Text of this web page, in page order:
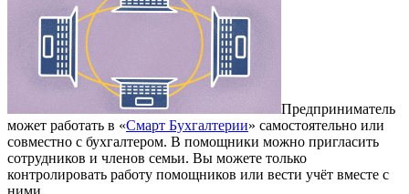
Предприниматель
может работать в «Смарт Бухгалтерии» самостоятельно или
совместно с бухгалтером. В помощники можно пригласить
сотрудников и членов семьи. Вы можете только
контролировать работу помощников или вести учёт вместе с
ними.